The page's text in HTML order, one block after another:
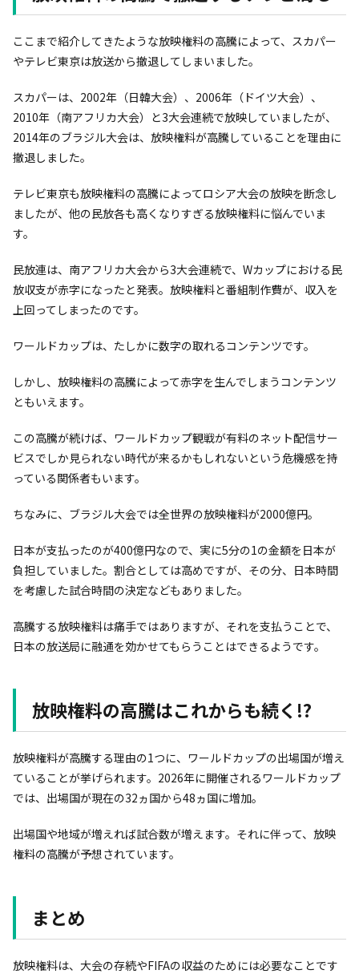
ここまで紹介してきたような放映権料の高騰によって、スカパー
やテレビ東京は放送から撤退してしまいました。
スカパーは、2002年（日韓大会）、2006年（ドイツ大会）、
2010年（南アフリカ大会）と3大会連続で放映していましたが、
2014年のブラジル大会は、放映権料が高騰していることを理由に
撤退しました。
テレビ東京も放映権料の高騰によってロシア大会の放映を断念し
ましたが、他の民放各も高くなりすぎる放映権料に悩んでいま
す。
民放連は、南アフリカ大会から3大会連続で、Wカップにおける民
放収支が赤字になったと発表。放映権料と番組制作費が、収入を
上回ってしまったのです。
ワールドカップは、たしかに数字の取れるコンテンツです。
しかし、放映権料の高騰によって赤字を生んでしまうコンテンツ
ともいえます。
この高騰が続けば、ワールドカップ観戦が有料のネット配信サー
ビスでしか見られない時代が来るかもしれないという危機感を持
っている関係者もいます。
ちなみに、ブラジル大会では全世界の放映権料が2000億円。
日本が支払ったのが400億円なので、実に5分の1の金額を日本が
負担していました。割合としては高めですが、その分、日本時間
を考慮した試合時間の決定などもありました。
高騰する放映権料は痛手ではありますが、それを支払うことで、
日本の放送局に融通を効かせてもらうことはできるようです。
放映権料の高騰はこれからも続く!?
放映権料が高騰する理由の1つに、ワールドカップの出場国が増え
ていることが挙げられます。2026年に開催されるワールドカップ
では、出場国が現在の32ヵ国から48ヵ国に増加。
出場国や地域が増えれば試合数が増えます。それに伴って、放映
権料の高騰が予想されています。
まとめ
放映権料は、大会の存続やFIFAの収益のためには必要なことです